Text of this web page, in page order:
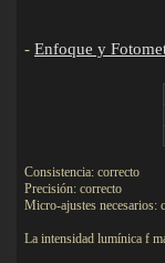
- Enfoque y
Consistencia: correcto
Precisión: correcto
Micro-ajustes necesarios:
La intensidad lumínica f